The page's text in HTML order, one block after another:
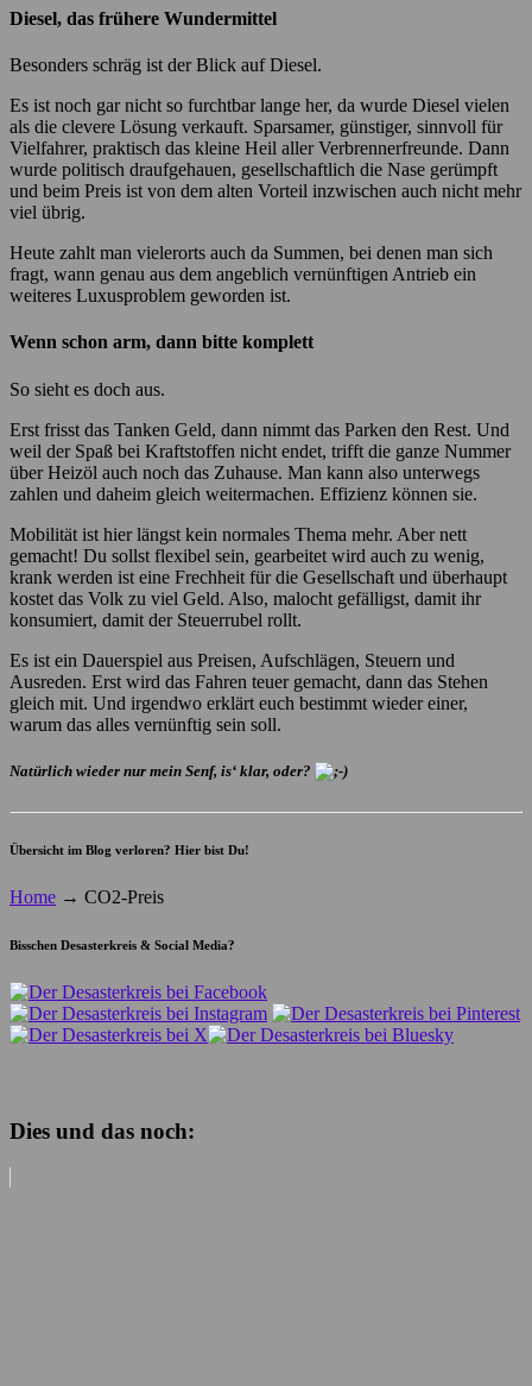
Diesel, das frühere Wundermittel
Besonders schräg ist der Blick auf Diesel.
Es ist noch gar nicht so furchtbar lange her, da wurde Diesel vielen
als die clevere Lösung verkauft. Sparsamer, günstiger, sinnvoll für
Vielfahrer, praktisch das kleine Heil aller Verbrennerfreunde. Dann
wurde politisch draufgehauen, gesellschaftlich die Nase gerümpft
und beim Preis ist von dem alten Vorteil inzwischen auch nicht mehr
viel übrig.
Heute zahlt man vielerorts auch da Summen, bei denen man sich
fragt, wann genau aus dem angeblich vernünftigen Antrieb ein
weiteres Luxusproblem geworden ist.
Wenn schon arm, dann bitte komplett
So sieht es doch aus.
Erst frisst das Tanken Geld, dann nimmt das Parken den Rest. Und
weil der Spaß bei Kraftstoffen nicht endet, trifft die ganze Nummer
über Heizöl auch noch das Zuhause. Man kann also unterwegs
zahlen und daheim gleich weitermachen. Effizienz können sie.
Mobilität ist hier längst kein normales Thema mehr. Aber nett
gemacht! Du sollst flexibel sein, gearbeitet wird auch zu wenig,
krank werden ist eine Frechheit für die Gesellschaft und überhaupt
kostet das Volk zu viel Geld. Also, malocht gefälligst, damit ihr
konsumiert, damit der Steuerrubel rollt.
Es ist ein Dauerspiel aus Preisen, Aufschlägen, Steuern und
Ausreden. Erst wird das Fahren teuer gemacht, dann das Stehen
gleich mit. Und irgendwo erklärt euch bestimmt wieder einer,
warum das alles vernünftig sein soll.
Natürlich wieder nur mein Senf, is‘ klar, oder?
Übersicht im Blog verloren? Hier bist Du!
Home → CO2-Preis
Bisschen Desasterkreis & Social Media?
Dies und das noch: